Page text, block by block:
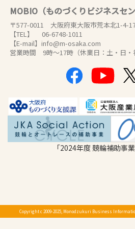
MOBIO（ものづくりビジネスセン
〒577-0011 大阪府東大阪市荒本北1-4-
【TEL】 06-6748-1011
【E-mail】info@m-osaka.com
営業時間 9時～17時（休業日：土・日・
「2024年度 競輪補助事
Copyright c 2009-2025, Monodzukuri Business